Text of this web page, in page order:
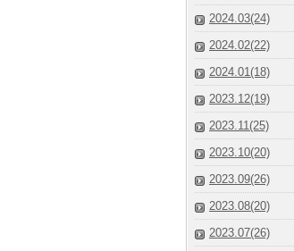
2024.03(24)
2024.02(22)
2024.01(18)
2023.12(19)
2023.11(25)
2023.10(20)
2023.09(26)
2023.08(20)
2023.07(26)